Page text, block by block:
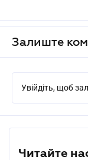
Залиште
Увійдіть, щоб
Читайте